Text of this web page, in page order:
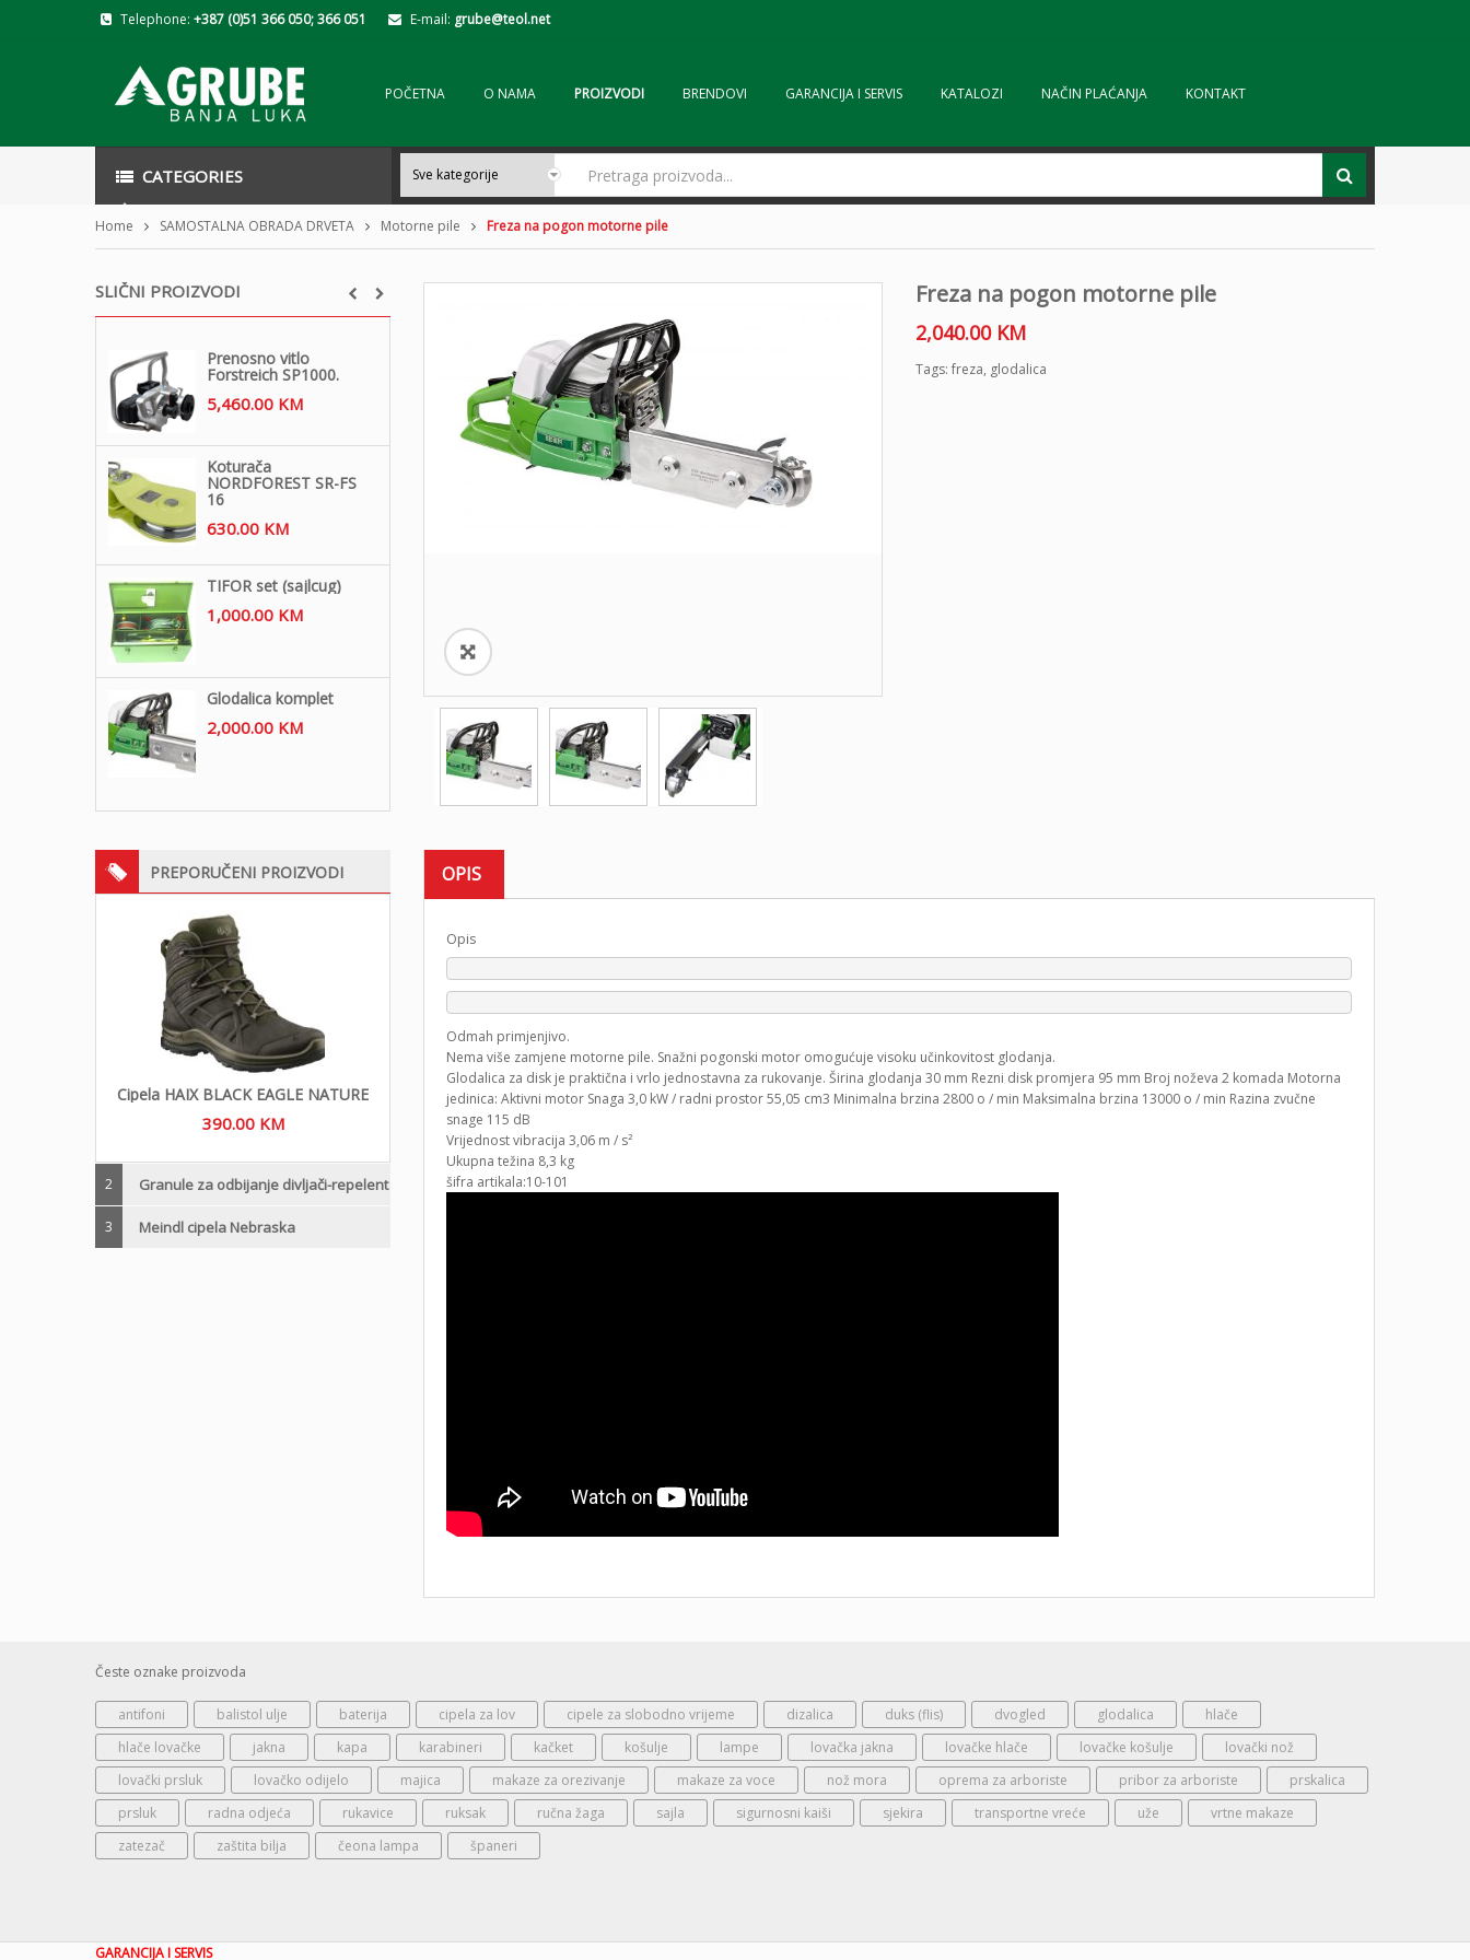
Telephone: +387 (0)51 366 050; 366 051 E-mail: grube@teol.net
POČETNA O NAMA PROIZVODI BRENDOVI GARANCIJA I SERVIS KATALOZI NAČIN PLAĆANJA KONTAKT
CATEGORIES
Home SAMOSTALNA OBRADA DRVETA Motorne pile Freza na pogon motorne pile
SLIČNI PROIZVODI
Prenosno vitlo
Forstreich SP1000.
5,460.00 KM
Koturača
NORDFOREST SR-FS
16
630.00 KM
TIFOR set (sajlcug)
1,000.00 KM
Glodalica komplet
2,000.00 KM
PREPORUČENI PROIZVODI
Cipela HAIX BLACK EAGLE NATURE
390.00 KM
2 Granule za odbijanje divljači-repelent
3 Meindl cipela Nebraska
Freza na pogon motorne pile
2,040.00 KM
Tags: freza, glodalica
OPIS
Opis
Odmah primjenjivo.
Nema više zamjene motorne pile. Snažni pogonski motor omogućuje visoku učinkovitost glodanja.
Glodalica za disk je praktična i vrlo jednostavna za rukovanje. Širina glodanja 30 mm Rezni disk promjera 95 mm Broj noževa 2 komada Motorna
jedinica: Aktivni motor Snaga 3,0 kW / radni prostor 55,05 cm3 Minimalna brzina 2800 o / min Maksimalna brzina 13000 o / min Razina zvučne
snage 115 dB
Vrijednost vibracija 3,06 m / s²
Ukupna težina 8,3 kg
šifra artikala:10-101
Česte oznake proizvoda
antifoni balistol ulje baterija cipela za lov cipele za slobodno vrijeme dizalica duks (flis) dvogled glodalica
hlače
hlače lovačke
jakna kapa karabineri kačket košulje lampe lovačka jakna lovačke hlače lovačke košulje
lovački nož
lovački prsluk
lovačko odijelo majica makaze za orezivanje makaze za voce nož mora oprema za arboriste pribor za arboriste
prskalica
prsluk
radna odjeća rukavice ruksak ručna žaga sajla sigurnosni kaiši sjekira transportne vreće uže
vrtne makaze
zatezač
zaštita bilja čeona lampa španeri
GARANCIJA I SERVIS